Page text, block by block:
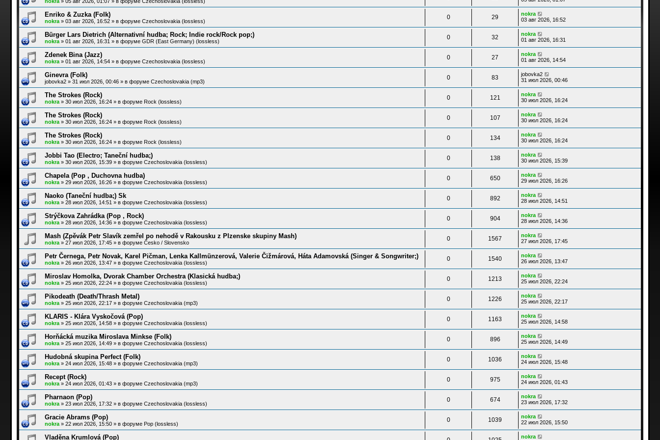
Enriko & Zuzka (Folk)
nokra» 03 авг 2026, 16:52» в форуме Czechoslovakia (lossless)
0 29
nokra
03 авг 2026, 16:52
Bürger Lars Dietrich (Alternativní hudba; Rock; Indie rock/Rock pop;)
nokra» 01 авг 2026, 16:31 » в форуме GDR (East Germany) (lossless)
0 32
nokra
01 авг 2026, 16:31
Zdenek Bina (Jazz)
nokra» 01 авг 2026, 14:54» в форуме Czechoslovakia (lossless)
0 27
nokra
01 авг 2026, 14:54
Ginevra (Folk)
jobovka2» 31 июл 2026, 00:46» в форуме Czechoslovakia (mp3)
0 83
jobovka2
31 июл 2026, 00:46
The Strokes (Rock)
nokra» 30 июл 2026, 16:24» в форуме Rock (lossless)
0 121
nokra
30 июл 2026, 16:24
The Strokes (Rock)
nokra» 30 июл 2026, 16:24» в форуме Rock (lossless)
0 107
nokra
30 июл 2026, 16:24
The Strokes (Rock)
nokra» 30 июл 2026, 16:24» в форуме Rock (lossless)
0 134
nokra
30 июл 2026, 16:24
Jobbi Tao (Electro; Taneční hudba;)
nokra» 30 июл 2026, 15:39» в форуме Czechoslovakia (lossless)
0 138
nokra
30 июл 2026, 15:39
Chapela (Pop , Duchovna hudba)
nokra» 29 июл 2026, 16:26» в форуме Czechoslovakia (lossless)
0 650
nokra
29 июл 2026, 16:26
Naoko (Taneční hudba;) Sk
nokra» 28 июл 2026, 14:51 » в форуме Czechoslovakia (lossless)
0 892
nokra
28 июл 2026, 14:51
Strýčkova Zahrádka (Pop , Rock)
nokra» 28 июл 2026, 14:36» в форуме Czechoslovakia (lossless)
0 904
nokra
28 июл 2026, 14:36
Mash (Zpěvák Petr Slavík zemřel po nehodě v Rakousku z Plzenske skupiny Mash)
nokra» 27 июл 2026, 17:45» в форуме Česko / Slovensko
0 1567
nokra
27 июл 2026, 17:45
Petr Černega, Petr Novak, Karel Pičman, Lenka Kallmünzerová, Valerie Čižmárová, Háta Adamovská (Singer & Songwriter;)
nokra» 26 июл 2026, 13:47» в форуме Czechoslovakia (lossless)
0 1540
nokra
26 июл 2026, 13:47
Miroslav Homolka, Dvorak Chamber Orchestra (Klasická hudba;)
nokra» 25 июл 2026, 22:24» в форуме Czechoslovakia (lossless)
0 1213
nokra
25 июл 2026, 22:24
Pikodeath (Death/Thrash Metal)
nokra» 25 июл 2026, 22:17» в форуме Czechoslovakia (mp3)
0 1226
nokra
25 июл 2026, 22:17
KLARIS - Klára Vyskočová (Pop)
nokra» 25 июл 2026, 14:58» в форуме Czechoslovakia (lossless)
0 1163
nokra
25 июл 2026, 14:58
Horňácká muzika Miroslava Minkse (Folk)
nokra» 25 июл 2026, 14:49» в форуме Czechoslovakia (lossless)
0 896
nokra
25 июл 2026, 14:49
Hudobná skupina Perfect (Folk)
nokra» 24 июл 2026, 15:48» в форуме Czechoslovakia (mp3)
0 1036
nokra
24 июл 2026, 15:48
Recept (Rock)
nokra» 24 июл 2026, 01:43» в форуме Czechoslovakia (mp3)
0 975
nokra
24 июл 2026, 01:43
Pharnaon (Pop)
nokra» 23 июл 2026, 17:32» в форуме Czechoslovakia (lossless)
0 674
nokra
23 июл 2026, 17:32
Gracie Abrams (Pop)
nokra» 22 июл 2026, 15:50» в форуме Pop (lossless)
0 1039
nokra
22 июл 2026, 15:50
Vladěna Krumlová (Pop)
nokra